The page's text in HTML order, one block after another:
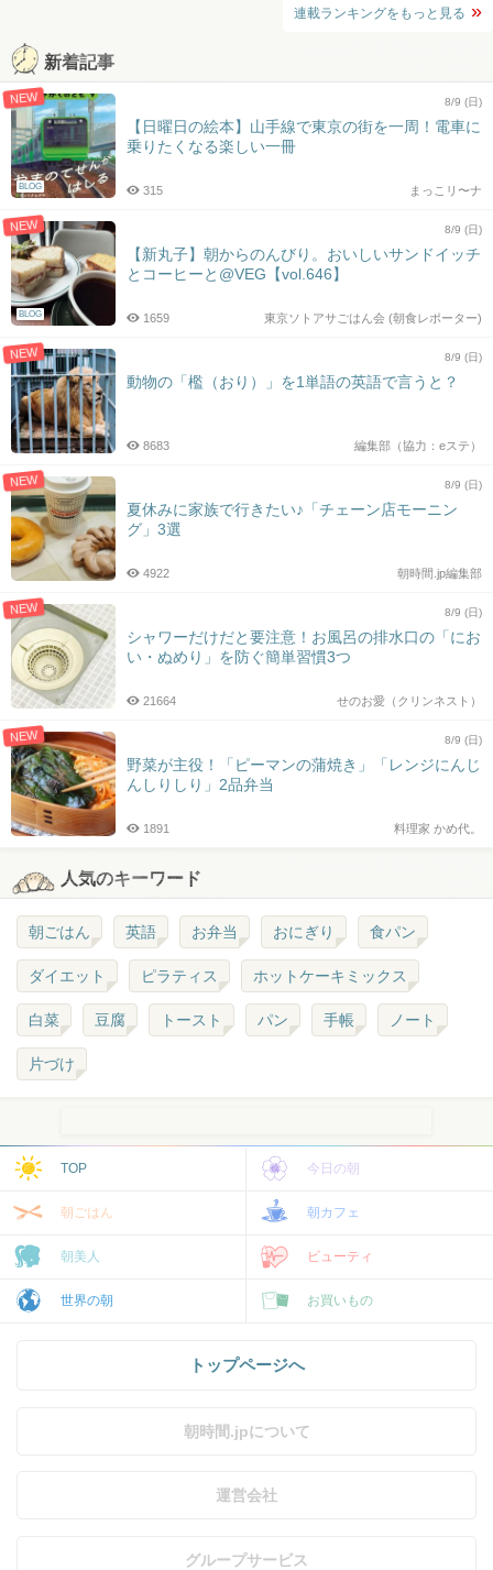
連載ランキングをもっと見る
新着記事
NEW
BLOG
8/9 (日)
【日曜日の絵本】山手線で東京の街を一周！電車に
乗りたくなる楽しい一冊
まっこリ〜ナ
315
NEW
BLOG
8/9 (日)
【新丸子】朝からのんびり。おいしいサンドイッチ
とコーヒーと@VEG【vol.646】
東京ソトアサごはん会 (朝食レポーター)
1659
NEW 8/9 (日)
動物の「檻（おり）」を1単語の英語で言うと？
編集部（協力：eステ）
8683
NEW 8/9 (日)
夏休みに家族で行きたい♪「チェーン店モーニン
グ」3選
朝時間.jp編集部
4922
NEW 8/9 (日)
シャワーだけだと要注意！お風呂の排水口の「にお
い・ぬめり」を防ぐ簡単習慣3つ
せのお愛（クリンネスト）
21664
NEW 8/9 (日)
野菜が主役！「ピーマンの蒲焼き」「レンジにんじ
んしりしり」2品弁当
料理家 かめ代。
1891
人気のキーワード
朝ごはん 英語 お弁当 おにぎり 食パン
ダイエット ピラティス ホットケーキミックス
白菜 豆腐 トースト パン 手帳 ノート
片づけ
TOP 今日の朝
朝ごはん 朝カフェ
朝美人 ビューティ
世界の朝 お買いもの
トップページへ
朝時間.jpについて
運営会社
グループサービス